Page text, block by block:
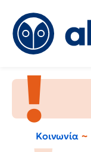
Κοινωνία